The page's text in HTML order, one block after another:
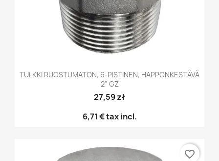
TULKKI RUOSTUMATON, 6-PISTINEN, HAPPONKESTÄVÄ
2" GZ
27,59 zł
6,71 €tax incl.
favorite_border